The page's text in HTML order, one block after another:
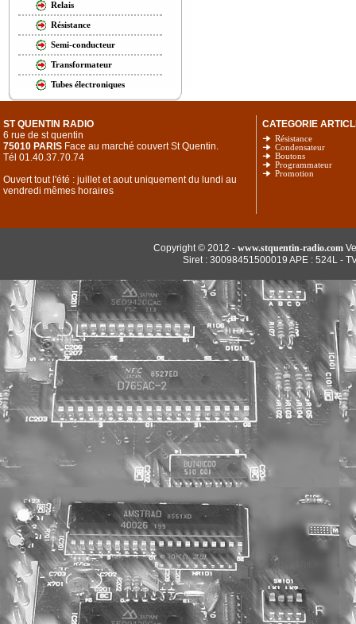
Relais
Résistance
Semi-conducteur
Transformateur
Tubes électroniques
ST QUENTIN RADIO
6 rue de st quentin
75010 PARIS Face au marché couvert St Quentin.
Tél 01.40.37.70.74
Ouvert tout l'été : juillet et aout uniquement du lundi au
vendredi mêmes horaires
CATEGORIE
Résistance
Condensateur
Boutons
Programmateur
Promotion
Copyright © 2012 - www.stquentin-radio.com
Siret : 30098451500019 APE : 524L -